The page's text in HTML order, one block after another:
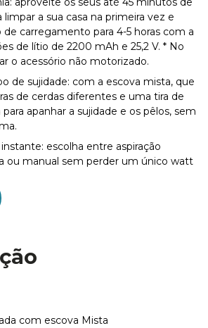
limpar a sua casa na primeira vez e
carregamento para 4-5 horas com a
de lítio de 2200 mAh e 25,2 V. * No
o acessório não motorizado.
de sujidade: com a escova mista, que
de cerdas diferentes e uma tira de
apanhar a sujidade e os pêlos, sem
escolha entre aspiração
ou manual sem perder um único watt
total liberdade de movimento.
bateria e o modo de limpeza graças
a cada circunstância sem perder
de aspiração.
incorpora os últimos avanços em
as partículas por força centrífuga,
com escova Mista